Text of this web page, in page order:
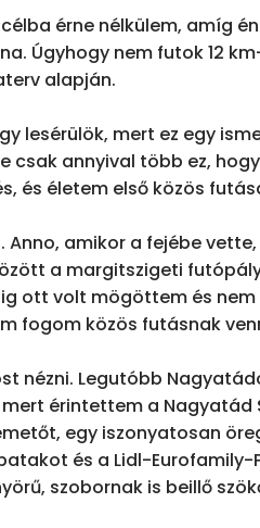
érne nélkülem, amíg
Úgyhogy nem futok 12
alapján.
lesérülök, mert ez egy
csak annyival több ez,
és életem első közös
amikor a fejébe
a margitszigeti
ott volt mögöttem és
fogom közös futásnak
nézni. Legutóbb
érintettem a Nagyatád
egy iszonyatosan
és a Lidl-Eurofamily-
szobornak is beillő